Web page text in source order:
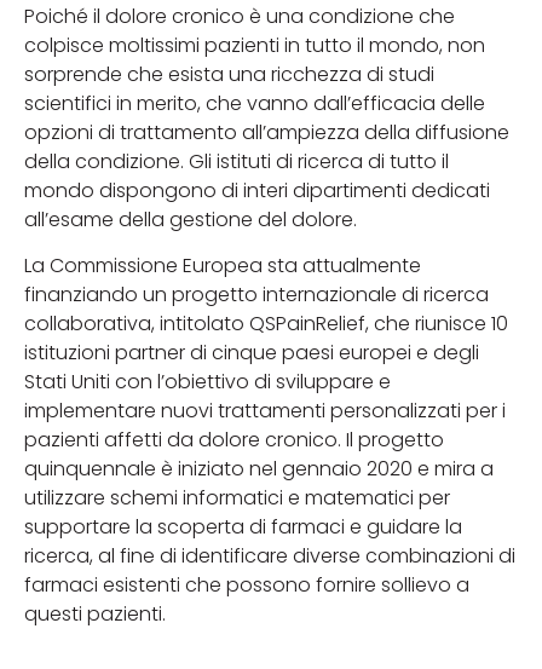
Poiché il dolore cronico è una condizione che
colpisce moltissimi pazienti in tutto il mondo, non
sorprende che esista una ricchezza di studi
scientifici in merito, che vanno dall’efficacia delle
opzioni di trattamento all’ampiezza della diffusione
della condizione. Gli istituti di ricerca di tutto il
mondo dispongono di interi dipartimenti dedicati
all’esame della gestione del dolore.
La Commissione Europea sta attualmente
finanziando un progetto internazionale di ricerca
collaborativa, intitolato QSPainRelief, che riunisce 10
istituzioni partner di cinque paesi europei e degli
Stati Uniti con l’obiettivo di sviluppare e
implementare nuovi trattamenti personalizzati per i
pazienti affetti da dolore cronico. Il progetto
quinquennale è iniziato nel gennaio 2020 e mira a
utilizzare schemi informatici e matematici per
supportare la scoperta di farmaci e guidare la
ricerca, al fine di identificare diverse combinazioni di
farmaci esistenti che possono fornire sollievo a
questi pazienti.